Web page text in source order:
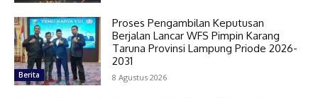
Berita
Proses Pengambilan Keputusan
Berjalan Lancar WFS Pimpin Karang
Taruna Provinsi Lampung Priode 2026-
2031
8 Agustus 2026